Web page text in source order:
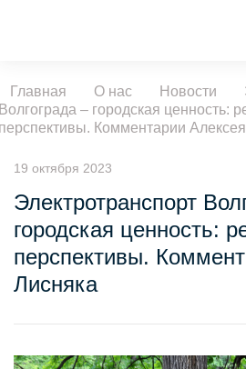
Главная О нас Новости
– городская ценность:
Комментарии
19 октября 2023
Электротранспорт
городская ценность:
перспективы.
Лисняка